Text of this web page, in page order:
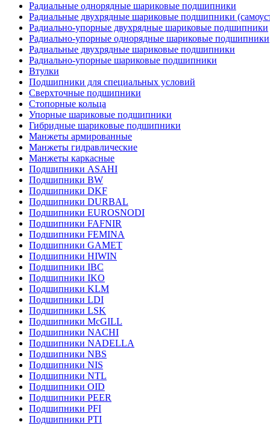
Радиальные однорядные шариковые подшипники
Радиальные двухрядные шариковые подшипники
Радиально-упорные двухрядные шариковые подшипники
Радиально-упорные однорядные шариковые подшипники
Радиальные двухрядные шариковые подшипники
Радиально-упорные шариковые подшипники
Втулки
Подшипники для специальных условий
Сверхточные подшипники
Стопорные кольца
Упорные шариковые подшипники
Гибридные шариковые подшипники
Манжеты армированные
Манжеты гидравлические
Манжеты каркасные
Подшипники ASAHI
Подшипники BW
Подшипники DKF
Подшипники DURBAL
Подшипники EUROSNODI
Подшипники FAFNIR
Подшипники FEMINA
Подшипники GAMET
Подшипники HIWIN
Подшипники IBC
Подшипники IKO
Подшипники KLM
Подшипники LDI
Подшипники LSK
Подшипники McGILL
Подшипники NACHI
Подшипники NADELLA
Подшипники NBS
Подшипники NIS
Подшипники NTL
Подшипники OID
Подшипники PEER
Подшипники PFI
Подшипники PTI